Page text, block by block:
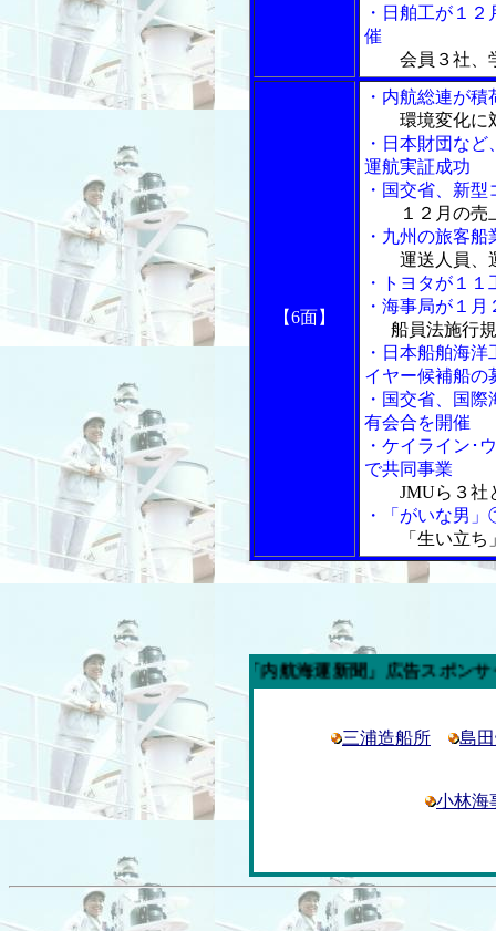
・日舶工が１
催
会員３社、
【6面】
・内航総連が
環境変化に
・日本財団な
運航実証成功
・国交省、新
１２月の
・九州の旅客
運送人員、
・トヨタが１
・海事局が１
船員法施行
・日本船舶海
イヤー候補船の
・国交省、国
有会合を開催
・ケイライン･
で共同事業
JMUら３社
・「がいな男
「生い立ち
今週の「内航海運新聞」広告スポンサー企業
三浦造船所 島
小林海